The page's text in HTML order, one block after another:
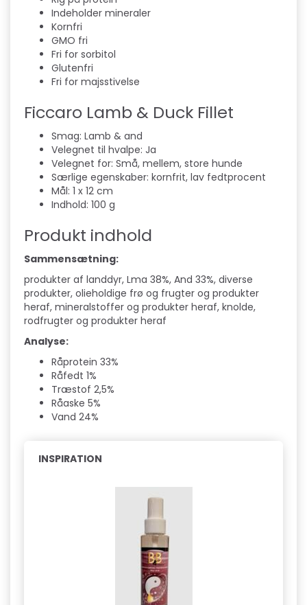
Indeholder mineraler
Kornfri
GMO fri
Fri for sorbitol
Glutenfri
Fri for majsstivelse
Ficcaro Lamb & Duck Fillet
Smag: Lamb & and
Velegnet til hvalpe: Ja
Velegnet for: Små, mellem, store hunde
Særlige egenskaber: kornfrit, lav fedtprocent
Mål: 1 x 12 cm
Indhold: 100 g
Produkt indhold
Sammensætning:
produkter af landdyr, Lma 38%, And 33%, diverse
produkter, olieholdige frø og frugter og produkter
heraf, mineralstoffer og produkter heraf, knolde,
rodfrugter og produkter heraf
Analyse:
Råprotein 33%
Råfedt 1%
Træstof 2,5%
Råaske 5%
Vand 24%
INSPIRATION